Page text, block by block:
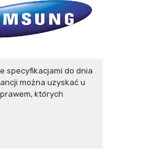
specyfikacjami do dnia
można uzyskać u
których